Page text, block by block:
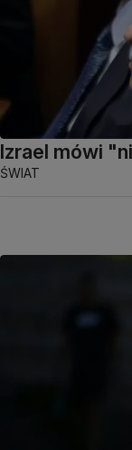
Izrael mówi
ŚWIAT